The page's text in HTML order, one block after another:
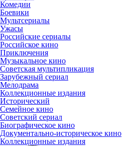
Комедии
Боевики
Мультсериалы
Ужасы
Российские сериалы
Российское кино
Приключения
Музыкальное кино
Советская мультипликация
Зарубежный сериал
Мелодрама
Коллекционные издания
Исторический
Семейное кино
Советский сериал
Биографическое кино
Документально-историческое кино
Коллекционные издания